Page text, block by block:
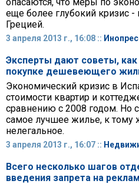
еще более глубокий кризис -
Грецией.
3 апреля 2013 г., 16:08 ::
Эксперты дают советы, как
покупке дешевеющего
Экономический кризис в
стоимости квартир и
сравнению с 2008 годом. Но
самое лучшее жилье, к тому
нелегальное.
3 апреля 2013 г., 16:07 ::
Всего несколько шагов
введения запрета на